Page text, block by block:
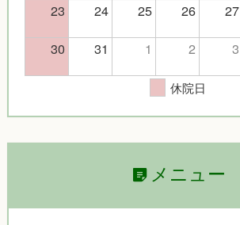
23
24 25 26 27
30
31 1 2 3
休院日
メニュー